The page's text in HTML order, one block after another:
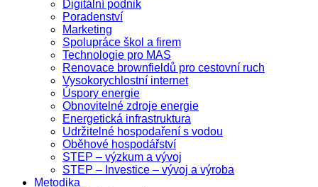
Digitální podnik
Poradenství
Marketing
Spolupráce škol a firem
Technologie pro MAS
Renovace brownfieldů pro cestovní ruch
Vysokorychlostní internet
Úspory energie
Obnovitelné zdroje energie
Energetická infrastruktura
Udržitelné hospodaření s vodou
Oběhové hospodářství
STEP – výzkum a vývoj
STEP – Investice – vývoj a výroba
Metodika